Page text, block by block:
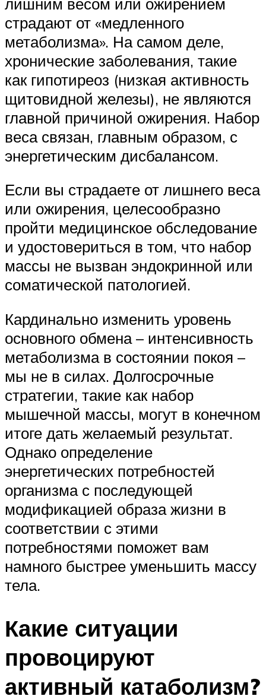
страдают от «медленного
метаболизма». На самом деле,
хронические заболевания, такие
как гипотиреоз (низкая активность
щитовидной железы), не являются
главной причиной ожирения. Набор
веса связан, главным образом, с
энергетическим дисбалансом.
Если вы страдаете от лишнего веса
или ожирения, целесообразно
пройти медицинское обследование
и удостовериться в том, что набор
массы не вызван эндокринной или
соматической патологией.
Кардинально изменить уровень
основного обмена – интенсивность
метаболизма в состоянии покоя –
мы не в силах. Долгосрочные
стратегии, такие как набор
мышечной массы, могут в конечном
итоге дать желаемый результат.
Однако определение
энергетических потребностей
организма с последующей
модификацией образа жизни в
соответствии с этими
потребностями поможет вам
намного быстрее уменьшить массу
тела.
Какие ситуации
провоцируют
активный катаболизм?